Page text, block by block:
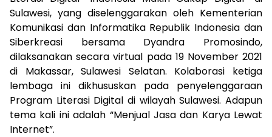
Sulawesi, yang diselenggarakan oleh Kementerian
Komunikasi dan Informatika Republik Indonesia dan
Siberkreasi bersama Dyandra Promosindo,
dilaksanakan secara virtual pada 19 November 2021
di Makassar, Sulawesi Selatan. Kolaborasi ketiga
lembaga ini dikhususkan pada penyelenggaraan
Program Literasi Digital di wilayah Sulawesi. Adapun
tema kali ini adalah “Menjual Jasa dan Karya Lewat
Internet”.